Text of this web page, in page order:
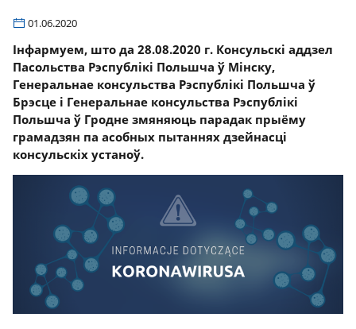
01.06.2020
Інфармуем, што да 28.08.2020 г. Консульскі аддзел
Пасольства Рэспублікі Польшча ў Мінску,
Генеральнае консульства Рэспублікі Польшча ў
Брэсце і Генеральнае консульства Рэспублікі
Польшча ў Гродне змяняюць парадак прыёму
грамадзян па асобных пытаннях дзейнасці
консульскіх устаноў.